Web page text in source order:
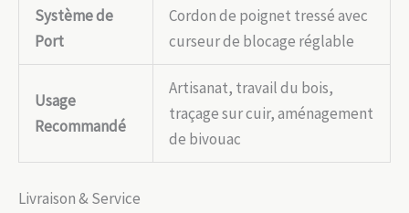
Système de
Port
Cordon de poignet tressé avec
curseur de blocage réglable
Usage
Recommandé
Artisanat, travail du bois,
traçage sur cuir, aménagement
de bivouac
Livraison & Service